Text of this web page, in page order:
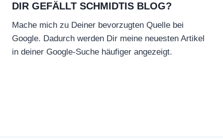
DIR GEFÄLLT SCHMIDTIS BLOG?
Mache mich zu Deiner bevorzugten Quelle bei
Google. Dadurch werden Dir meine neuesten Artikel
in deiner Google-Suche häufiger angezeigt.